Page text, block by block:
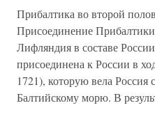
Прибалтика во второй
Присоединение
Лифляндия в составе
присоединена к России в
1721), которую вела
Балтийскому морю. В